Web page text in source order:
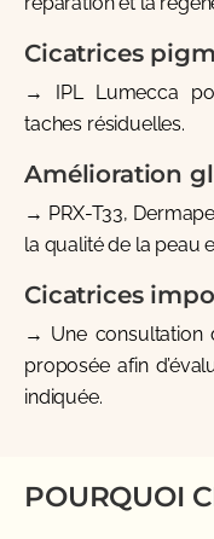
Cicatrices
→ IPL Lumecca
taches résiduelles.
Amélioration
→ PRX-T33,
la qualité de la peau
Cicatrices
→ Une consultation
proposée afin
indiquée.
POURQUOI